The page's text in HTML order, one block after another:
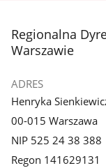
stopka
Regionalna
Warszawie
ADRES
Henryka
00-015 Warszawa
NIP 525 24 38 388
Regon 141629131